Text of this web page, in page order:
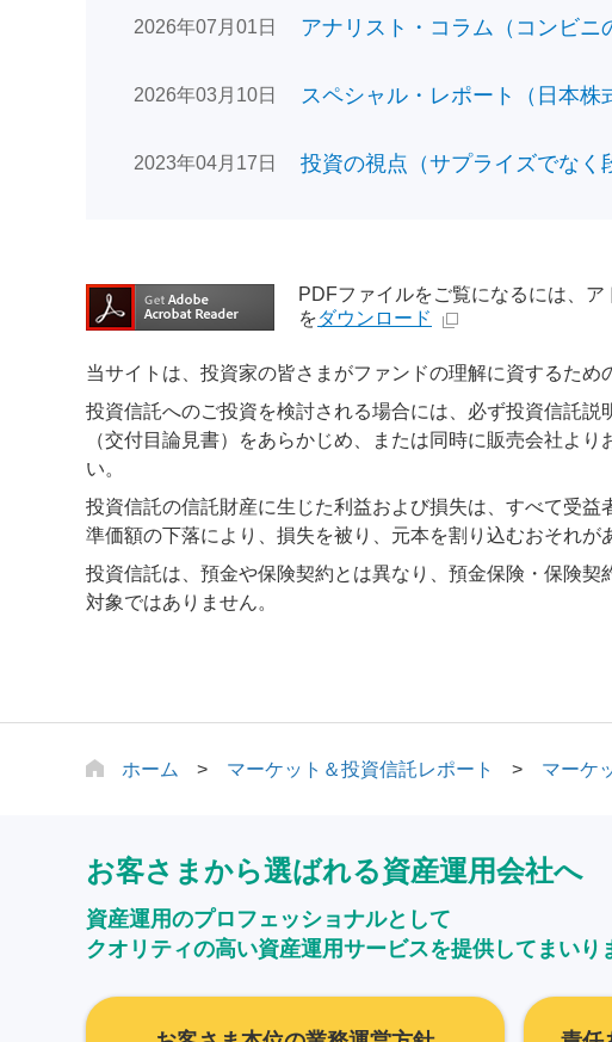
2026年07月01日 アナリスト・コラム（コンビニ
2026年03月10日 スペシャル・レポート（日本株
2023年04月17日 投資の視点（サプライズでなく
PDFファイルをご覧になるには、
をダウンロード
当サイトは、投資家の皆さまがファンドの理解に資するため
投資信託へのご投資を検討される場合には、必ず投資信託
（交付目論見書）をあらかじめ、または同時に販売会社よ
い。
投資信託の信託財産に生じた利益および損失は、すべて受
準価額の下落により、損失を被り、元本を割り込むおそれが
投資信託は、預金や保険契約とは異なり、預金保険・保険
対象ではありません。
ホーム マーケット＆投資信託レポート マーケ
お客さまから選ばれる資産運用会社へ
資産運用のプロフェッショナルとして
クオリティの高い資産運用サービスを提供してまいり